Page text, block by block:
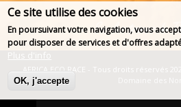
AFRICA ECO RACE - Tous droits réservés
Ce site utilise des cookies
En poursuivant votre navigation, vous
pour disposer de services et d'offres
Plus d'info
OK, j'accepte